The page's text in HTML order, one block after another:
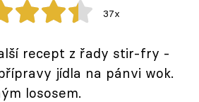
37x
recept z řady stir-fry -
jídla na pánvi wok.
lososem.